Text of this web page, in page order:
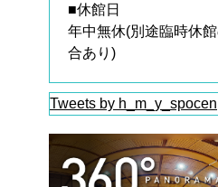
■休館日
年中無休(別途臨時休
合あり)
Tweets by h_m_y_spocen